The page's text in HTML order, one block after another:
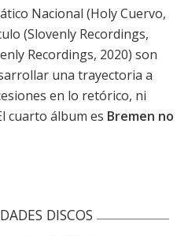
Nacional (Holy Cuervo,
(Slovenly Recordings,
Recordings, 2020) son
una trayectoria a
en lo retórico, ni
cuarto álbum es Bremen no
DISCOS